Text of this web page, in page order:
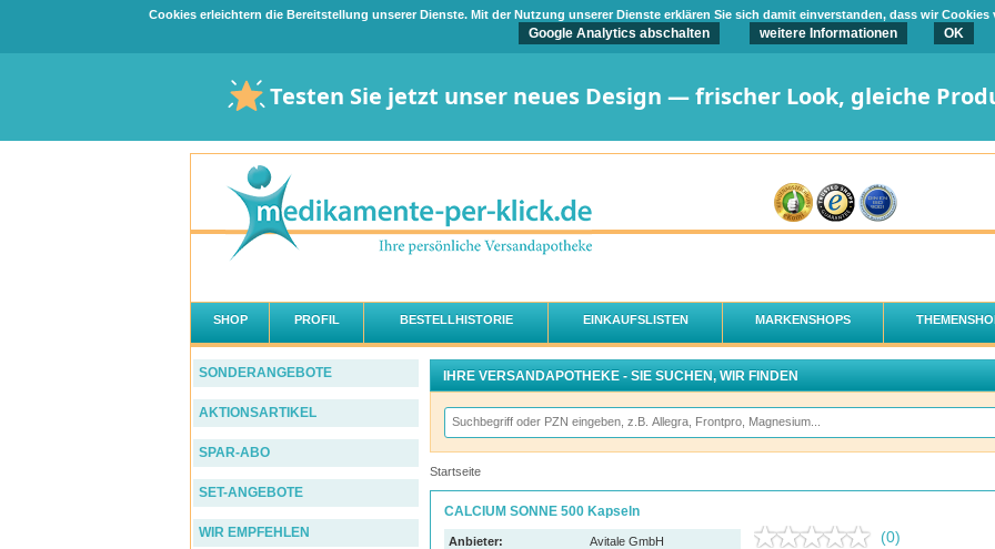
Cookies erleichtern die Bereitstellung unserer Dienste. Mit der Nutzung unserer Dienste erklären Sie sich damit einverstanden, dass wir
Google Analytics abschalten weitere Informationen OK
Testen Sie jetzt unser neues Design — frischer Look, gleiche
SHOP PROFIL BESTELLHISTORIE EINKAUFSLISTEN MARKENSHOPS
IHRE VERSANDAPOTHEKE - SIE SUCHEN, WIR FINDEN
Startseite
CALCIUM SONNE 500 Kapseln
(0)
Anbieter:
Avitale GmbH
SONDERANGEBOTE
AKTIONSARTIKEL
SPAR-ABO
SET-ANGEBOTE
WIR EMPFEHLEN